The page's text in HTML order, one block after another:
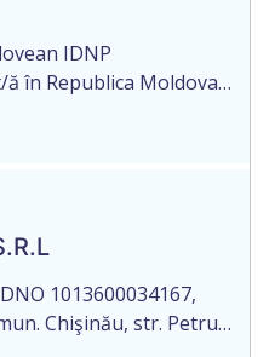
IDNP
în Republica Moldova,
de identitate
Testamentului
originalul căruia se
1013600034167,
Chişinău, str. Petru